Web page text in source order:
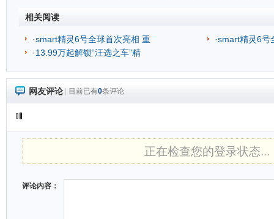
相关阅读
·smart精灵6号全球首次亮相 重 ·smart精灵6号
·13.99万起解锁“汪选之车”精
网友评论 | 目前已有0条评论
正在检查您的登录状态...
评论内容：